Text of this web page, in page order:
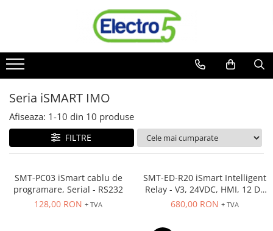
Sisteme de automatizare si control
Automate programabile
Seria DVP-Slim PLC-CPU
Seria DVP Motion-CPU
Seria compacta AS
Simatic S7
inteligente)
Seria iSMART IMO
Seria EASY EATON
Seria iSMART IMO
Afiseaza: 1-10 din 10 produse
FILTRE
SMT-PC03 iSmart cablu de
programare, Serial - RS232
128,00 RON + TVA
SMT-ED-R20 iSmart Intelligent
Relay - V3, 24VDC, HMI, 12 DI,
4AI 8 Rly out (8A, 2A) Ladder,
680,00 RON + TVA